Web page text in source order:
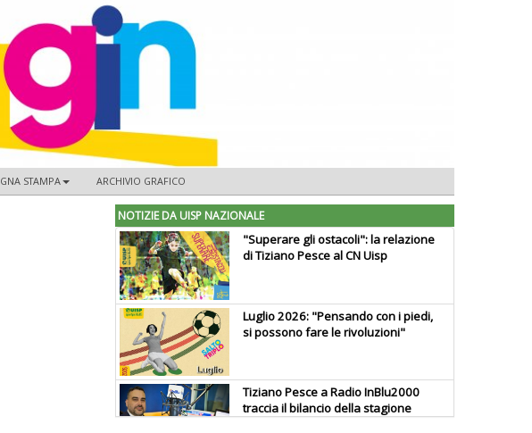
STAMPA ARCHIVIO GRAFICO
NOTIZIE DA UISP NAZIONALE
"Superare gli ostacoli": la relazione
di Tiziano Pesce al CN Uisp
Luglio 2026: "Pensando con i piedi,
si possono fare le rivoluzioni"
Tiziano Pesce a Radio InBlu2000
traccia il bilancio della stagione